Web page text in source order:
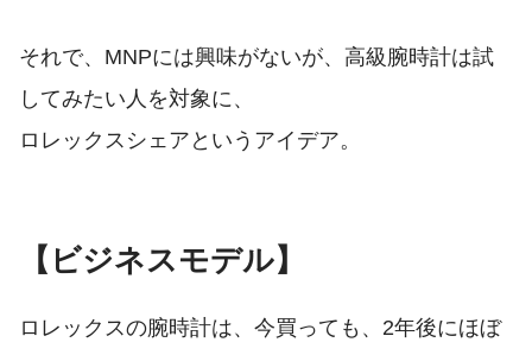
それで、MNPには興味がないが、高級腕時計は試
してみたい人を対象に、
ロレックスシェアというアイデア。
【ビジネスモデル】
ロレックスの腕時計は、今買っても、2年後にほぼ